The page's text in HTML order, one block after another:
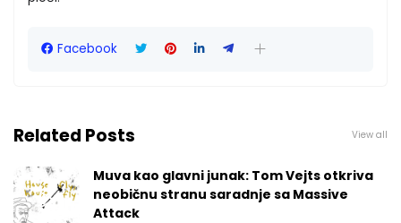
Facebook
Related Posts View all
Muva kao glavni junak: Tom Vejts otkriva
neobičnu stranu saradnje sa Massive
Attack